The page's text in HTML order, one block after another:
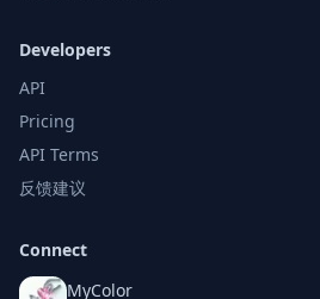
Developers
API
Pricing
API Terms
反馈建议
Connect
MyColor